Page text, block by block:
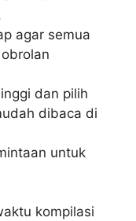
agar semua
dan pilih
dibaca di
untuk
kompilasi